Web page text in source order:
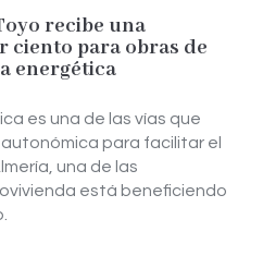
recibe una
ciento para obras de
energética
es una de las vías que
para facilitar el
una de las
está beneficiendo